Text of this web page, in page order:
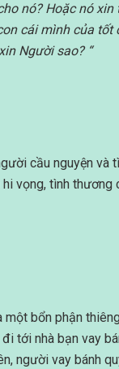
nó? Hoặc nó xin
cái mình của
Người sao? “
cầu nguyện
vọng, tình
bổn phận
tới nhà bạn vay
người vay bánh